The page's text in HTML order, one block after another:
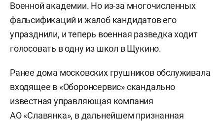
Военной академии. Но из-за многочисленных
фальсификаций и жалоб кандидатов его
упразднили, и теперь военная разведка ходит
голосовать в одну из школ в Щукино.
Ранее дома московских грушников обслуживала
входящее в «Оборонсервис» скандально
известная управляющая компания
АО «Славянка», в дальнейшем признанная